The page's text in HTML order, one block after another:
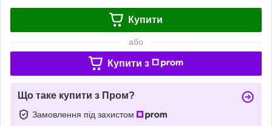
Купити
або
Купити з
Що таке купити з Пром?
Замовлення під захистом